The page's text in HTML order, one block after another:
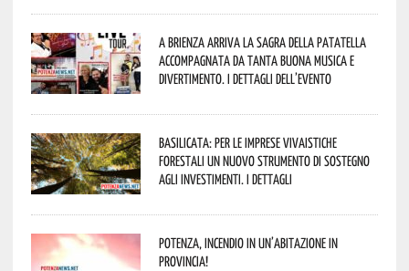
A Brienza arriva la Sagra della Patatella
accompagnata da tanta buona musica e
divertimento. I dettagli dell’evento
Basilicata: per le imprese vivaistiche
forestali un nuovo strumento di sostegno
agli investimenti. I dettagli
Potenza, incendio in un’abitazione in
provincia!